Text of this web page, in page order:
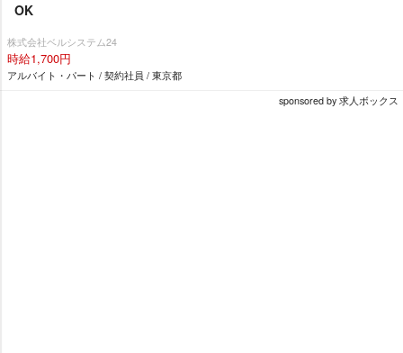
OK
株式会社ベルシステム24
時給1,700円
アルバイト・パート / 契約社員 / 東京都
sponsored by 求人ボックス